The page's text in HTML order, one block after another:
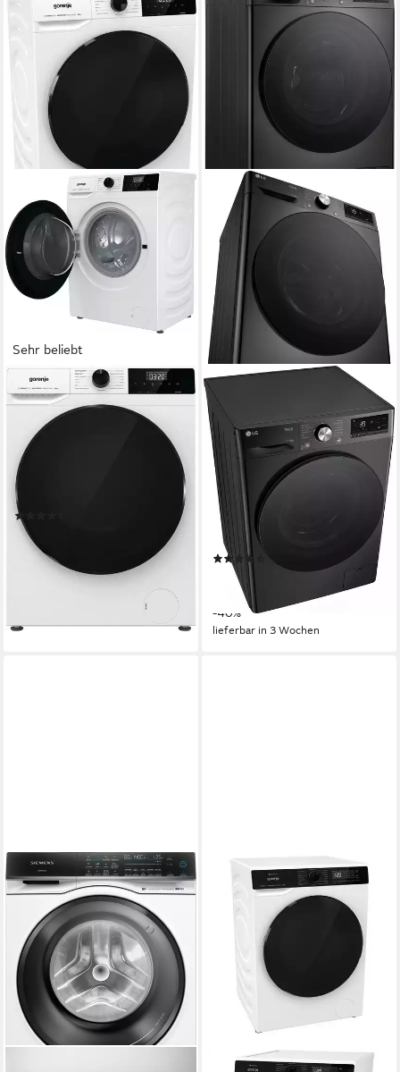
Sehr beliebt
GORENJE
Waschmaschine WNHAI 14
APS/DE
10 kg
72 dB(A)
1400 U/min
Produktdatenblatt
369,00 €
18,33 €
W4WR70E6YB
11 kg
Kapazität Waschen
6 kg
Kapazität Trocknen
71 dB(A)
Betriebsgeräusch
Wasch-Zyklus
Produktdatenblatt
Wasch-Trocken-Zyklus
Produktdatenblatt
779,00 €
22,62 €
mtl. in 48 Raten
-40%
lieferbar in 3 Wochen